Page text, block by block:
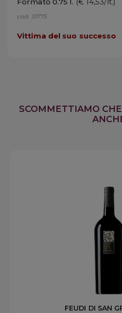
cod. S1775
Vittima del suo successo
SCOMMETTIAMO
FEUDI DI SAN